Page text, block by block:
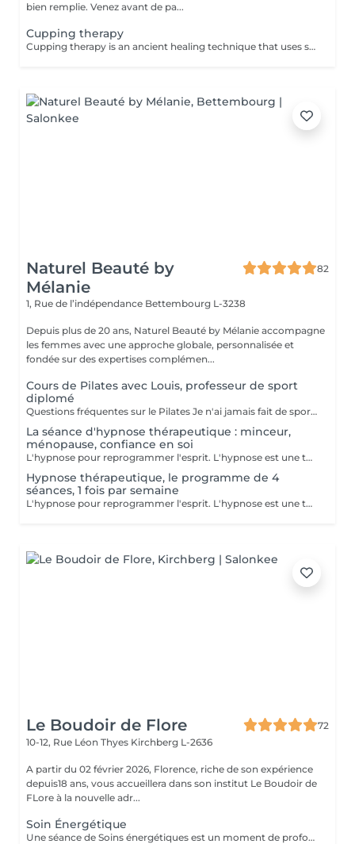
bien remplie. Venez avant de pa...
Cupping therapy
Cupping therapy is an ancient healing technique that uses special cups to create gentle suction on the skin. This suction promotes blood flow, relieves muscle tension, reduces inflammation, and supports deep relaxation. The treatment can help release toxins, improve circulation, and ease chronic pain or stiffness. *Please note that cupping therapy could just be added to a massage service with includes back massage.
Naturel Beauté by
Mélanie
82
1, Rue de l’indépendance Bettembourg L-3238
Depuis plus de 20 ans, Naturel Beauté by Mélanie accompagne
les femmes avec une approche globale, personnalisée et
fondée sur des expertises complémen...
Cours de Pilates avec Louis, professeur de sport
diplomé
Questions fréquentes sur le Pilates Je n'ai jamais fait de sport, puis-je quand même commencer le Pilates ? Oui, absolument ! Le Pilates est une méthode douce et progressive. Chaque mouvement peut être adapté à votre niveau, que vous soyez débutante ou que vous repreniez après une longue pause. Le Pilates est-il adapté à la ménopause ? Oui, le Pilates est particulièrement recommandé pendant la ménopause. Il aide à préserver la masse musculaire, renforce le plancher pelvien, améliore la posture et soulage les douleurs articulaires. Il contribue aussi à mieux gérer le stress et les variations d'humeur. Est-ce que je vais transpirer ou perdre du poids avec le Pilates ? Le Pilates ne fait pas transpirer comme un cours de cardio, mais il tonifie en profondeur, affine la silhouette, améliore le métabolisme et vous aide à vous sentir plus légère, plus dynamique et plus à l'aise dans votre corps. Combien de personnes par cours ? Maximum 8 personnes. Je tiens à proposer un encadrement personnalisé, dans une ambiance conviviale et bienveillante. Que dois-je apporter pour le cours ? Une tenue confortable, une bouteille d'eau, un tapis et c'est tout ! Le matériel (ballons, élastiques...) est fourni. Témoignage d'une cliente Elles en parlent le mieux "À 52 ans, je cherchais une activité pour me remettre en mouvement sans me blesser. Les cours de Pilates avec Mélanie ont changé ma relation à mon corps. Je me tiens plus droite, j'ai moins mal au dos, et surtout je me sens bien dans ma peau. Merci pour ta douceur et ta bienveillance à chaque séance." Envie d'essayer ? Les cours , d'une durée de 50 minutes,ont lieu au Centre Naturel Beauté by Mélanie avec Louis professeur de sport diplomé Les mardis à 18h Les jeudi à 14h Les samedis à 9h
La séance d'hypnose thérapeutique : minceur,
ménopause, confiance en soi
L'hypnose pour reprogrammer l'esprit. L'hypnose est une technique qui agit sur le subconscient pour : - modifier les comportements alimentaires : manger moins, éviter les grignotages, réduire les compulsons sucrées, ressentir la satiété, etre à l'écoute des signaux envoyer par son corps - renforcer la motivation et la confiance en soi dans votre démarche minceur - diminuer les facteurs émotionnels liés à la prise de poids, comme le stress, l'anxiété, le surmenage, le sentiment d'etre débordée.. En instaurant un nouveau rapport à la nourriture et en travaillant sur les blocages émotionnels, le manque de confiance en soi et de motivation, l'hypnose accompagne pour des résultats durables avec un changements de comportements sains et naturels
Hypnose thérapeutique, le programme de 4
séances, 1 fois par semaine
L'hypnose pour reprogrammer l'esprit. L'hypnose est une technique qui agit sur le subconscient pour : - modifier les comportements alimentaires : manger moins, éviter les grignotages, réduire les compulsons sucrées, ressentir la satiété, etre à l'écoute des signaux envoyer par son corps - renforcer la motivation et la confiance en soi dans votre démarche minceur - diminuer les facteurs émotionnels liés à la prise de poids, comme le stress, l'anxiété, le surmenage, le sentiment d'etre débordée.. En instaurant un nouveau rapport à la nourriture et en travaillant sur les blocages émotionnels, le manque de confiance en soi et de motivation, l'hypnose accompagne pour des résultats durables avec un changements de comportements sains et naturels
Le Boudoir de Flore
72
10-12, Rue Léon Thyes Kirchberg L-2636
A partir du 02 février 2026, Florence, riche de son expérience
depuis18 ans, vous accueillera dans son institut Le Boudoir de
FLore à la nouvelle adr...
Soin Énergétique
Une séance de Soins énergétiques est un moment de profond bien-être et de lâcher-prise, un moment précieux pour vous reconnecter avec vous-même. L'harmonisation énergétique permet de prendre soin de soi sans être envahi par le mental et les émotions, de libérer les blocages et mémoires du passé, de (re)trouver pleinement son potentiel d'énergie, sa force vitale et créatrice, de s'aimer et s'accepter et enfin, vivre l'amour inconditionnel, d'être en paix avec soi même et de ressentir centrage et légèreté. Les soins énergétiques que je pratique nettoient les différents corps énergétiques (physique, émotionnel, mental, spirituel) et visent à dissoudre les blocages et les croyances limitantes qui nous empêchent d'avancer positivement dans la vie. Avant tout travail énergétique, quelle que soit la méthode holistique, il est important de procéder à un diagnostic énergétique de la personne. A qui s'adresse le soin énergétique ? Ils peuvent être réalisés sur tout le monde, à tous âges, quelques soient les antécédents, les maladies et les traitements en cours. Les Soins Energétiques ne présentent pas de contre-indication, prévoir juste un temps de repos après une séance. A noter que ces thérapies ne remplacent pas, en aucun cas, la médecine conventionnelle. Mon approche énergétique est dépouillée de toute attache religieuse et ne demande pas au consultant de cheminement spirituel particulier. NB : chaque minute additionnelle au temps prévu sera facturée 1€. Merci. Pour une première expérience, choisissez la séance de 75 mn.